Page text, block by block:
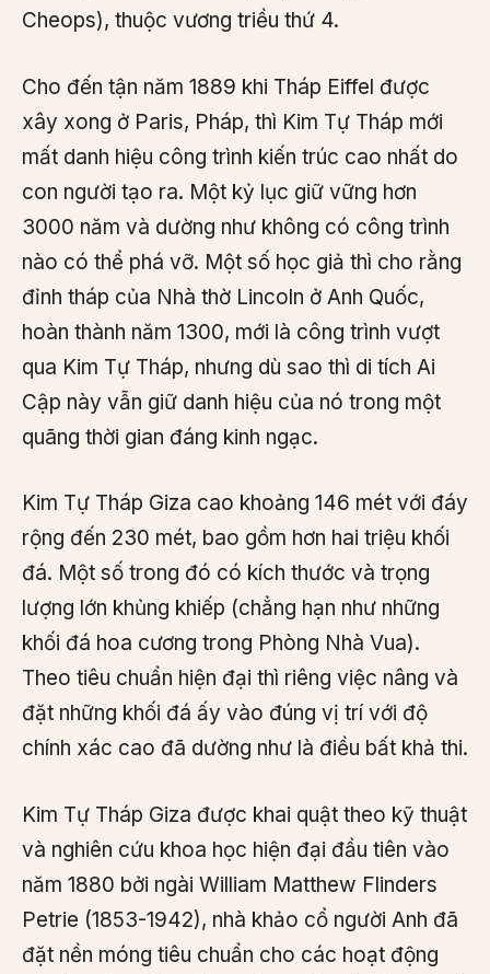
Cheops), thuộc vương triều thứ 4.
Cho đến tận năm 1889 khi Tháp Eiffel được
xây xong ở Paris, Pháp, thì Kim Tự Tháp mới
mất danh hiệu công trình kiến trúc cao nhất do
con người tạo ra. Một kỷ lục giữ vững hơn
3000 năm và dường như không có công trình
nào có thể phá vỡ. Một số học giả thì cho rằng
đỉnh tháp của Nhà thờ Lincoln ở Anh Quốc,
hoàn thành năm 1300, mới là công trình vượt
qua Kim Tự Tháp, nhưng dù sao thì di tích Ai
Cập này vẫn giữ danh hiệu của nó trong một
quãng thời gian đáng kinh ngạc.
Kim Tự Tháp Giza cao khoảng 146 mét với đáy
rộng đến 230 mét, bao gồm hơn hai triệu khối
đá. Một số trong đó có kích thước và trọng
lượng lớn khủng khiếp (chẳng hạn như những
khối đá hoa cương trong Phòng Nhà Vua).
Theo tiêu chuẩn hiện đại thì riêng việc nâng và
đặt những khối đá ấy vào đúng vị trí với độ
chính xác cao đã dường như là điều bất khả thi.
Kim Tự Tháp Giza được khai quật theo kỹ thuật
và nghiên cứu khoa học hiện đại đầu tiên vào
năm 1880 bởi ngài William Matthew Flinders
Petrie (1853-1942), nhà khảo cổ người Anh đã
đặt nền móng tiêu chuẩn cho các hoạt động